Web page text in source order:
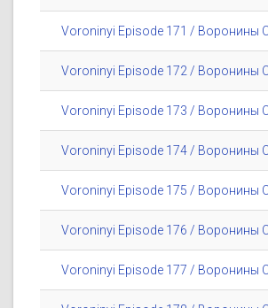
Voroninyi Episode 171 / Воронины
Voroninyi Episode 172 / Воронины
Voroninyi Episode 173 / Воронины
Voroninyi Episode 174 / Воронины
Voroninyi Episode 175 / Воронины
Voroninyi Episode 176 / Воронины
Voroninyi Episode 177 / Воронины